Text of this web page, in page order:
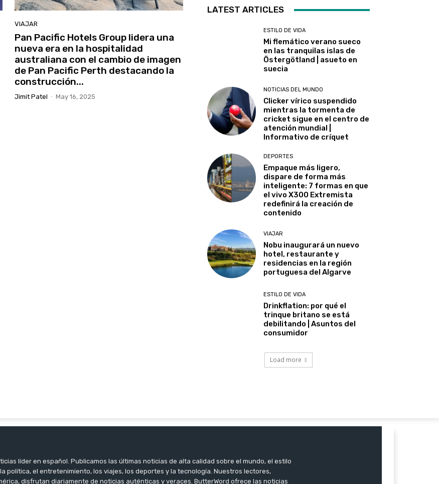
VIAJAR
Pan Pacific Hotels Group lidera una
nueva era en la hospitalidad
australiana con el cambio de imagen
de Pan Pacific Perth destacando la
construcción...
Jimit Patel - May 16, 2025
LATEST ARTICLES
ESTILO DE VIDA
Mi flemático verano sueco
en las tranquilas islas de
Östergötland | asueto en
suecia
NOTICIAS DEL MUNDO
Clicker vírico suspendido
mientras la tormenta de
cricket sigue en el centro de
atención mundial |
Informativo de críquet
DEPORTES
Empaque más ligero,
dispare de forma más
inteligente: 7 formas en que
el vivo X300 Extremista
redefinirá la creación de
contenido
VIAJAR
Nobu inaugurará un nuevo
hotel, restaurante y
residencias en la región
portuguesa del Algarve
ESTILO DE VIDA
Drinkflation: por qué el
trinque britano se está
debilitando | Asuntos del
consumidor
Load more
líder en español. Publicamos las últimas noticias de alta calidad sobre el mundo, el estilo
política, el entretenimiento, los viajes, los deportes y la tecnología. Nuestros lectores,
disfrutan diariamente de noticias auténticas y veraces. ButterWord ofrece las noticias